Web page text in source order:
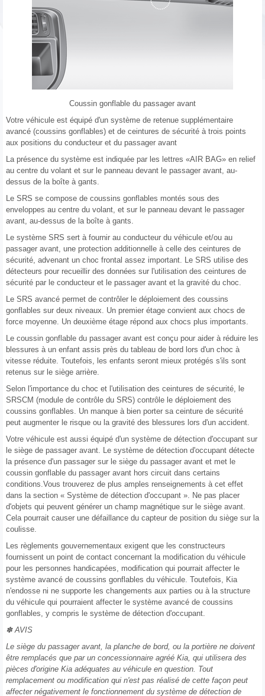
Coussin gonflable du passager avant
Votre véhicule est équipé d'un système de retenue supplémentaire
avancé (coussins gonflables) et de ceintures de sécurité à trois points
aux positions du conducteur et du passager avant
La présence du système est indiquée par les lettres «AIR BAG» en relief
au centre du volant et sur le panneau devant le passager avant, au-
dessus de la boîte à gants.
Le SRS se compose de coussins gonflables montés sous des
enveloppes au centre du volant, et sur le panneau devant le passager
avant, au-dessus de la boîte à gants.
Le système SRS sert à fournir au conducteur du véhicule et/ou au
passager avant, une protection additionnelle à celle des ceintures de
sécurité, advenant un choc frontal assez important. Le SRS utilise des
détecteurs pour recueillir des données sur l'utilisation des ceintures de
sécurité par le conducteur et le passager avant et la gravité du choc.
Le SRS avancé permet de contrôler le déploiement des coussins
gonflables sur deux niveaux. Un premier étage convient aux chocs de
force moyenne. Un deuxième étage répond aux chocs plus importants.
Le coussin gonflable du passager avant est conçu pour aider à réduire les
blessures à un enfant assis près du tableau de bord lors d'un choc à
vitesse réduite. Toutefois, les enfants seront mieux protégés s'ils sont
retenus sur le siège arrière.
Selon l'importance du choc et l'utilisation des ceintures de sécurité, le
SRSCM (module de contrôle du SRS) contrôle le déploiement des
coussins gonflables. Un manque à bien porter sa ceinture de sécurité
peut augmenter le risque ou la gravité des blessures lors d'un accident.
Votre véhicule est aussi équipé d'un système de détection d'occupant sur
le siège de passager avant. Le système de détection d'occupant détecte
la présence d'un passager sur le siège du passager avant et met le
coussin gonflable du passager avant hors circuit dans certains
conditions.Vous trouverez de plus amples renseignements à cet effet
dans la section « Système de détection d'occupant ». Ne pas placer
d'objets qui peuvent générer un champ magnétique sur le siège avant.
Cela pourrait causer une défaillance du capteur de position du siège sur la
coulisse.
Les règlements gouvernementaux exigent que les constructeurs
fournissent un point de contact concernant la modification du véhicule
pour les personnes handicapées, modification qui pourrait affecter le
système avancé de coussins gonflables du véhicule. Toutefois, Kia
n'endosse ni ne supporte les changements aux parties ou à la structure
du véhicule qui pourraient affecter le système avancé de coussins
gonflables, y compris le système de détection d'occupant.
✽ AVIS
Le siège du passager avant, la planche de bord, ou la portière ne doivent
être remplacés que par un concessionnaire agréé Kia, qui utilisera des
pièces d'origine Kia adéquates au véhicule en question. Tout
remplacement ou modification qui n'est pas réalisé de cette façon peut
affecter négativement le fonctionnement du système de détection de